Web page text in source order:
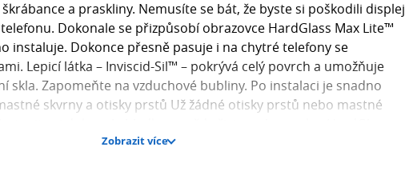
a praskliny. Nemusíte se bát, že byste si poškodili displej
Dokonale se přizpůsobí obrazovce HardGlass Max Lite™
instaluje. Dokonce přesně pasuje i na chytré telefony se
Lepicí látka – Inviscid-Sil™ – pokrývá celý povrch a umožňuje
skla. Zapomeňte na vzduchové bubliny. Po instalaci je snadno
skvrny a otisky prstů Už žádné otisky prstů nebo mastné
o inovativní oleofobní povlak, který vytváří absolutní bariéru pro
Zobrazit více